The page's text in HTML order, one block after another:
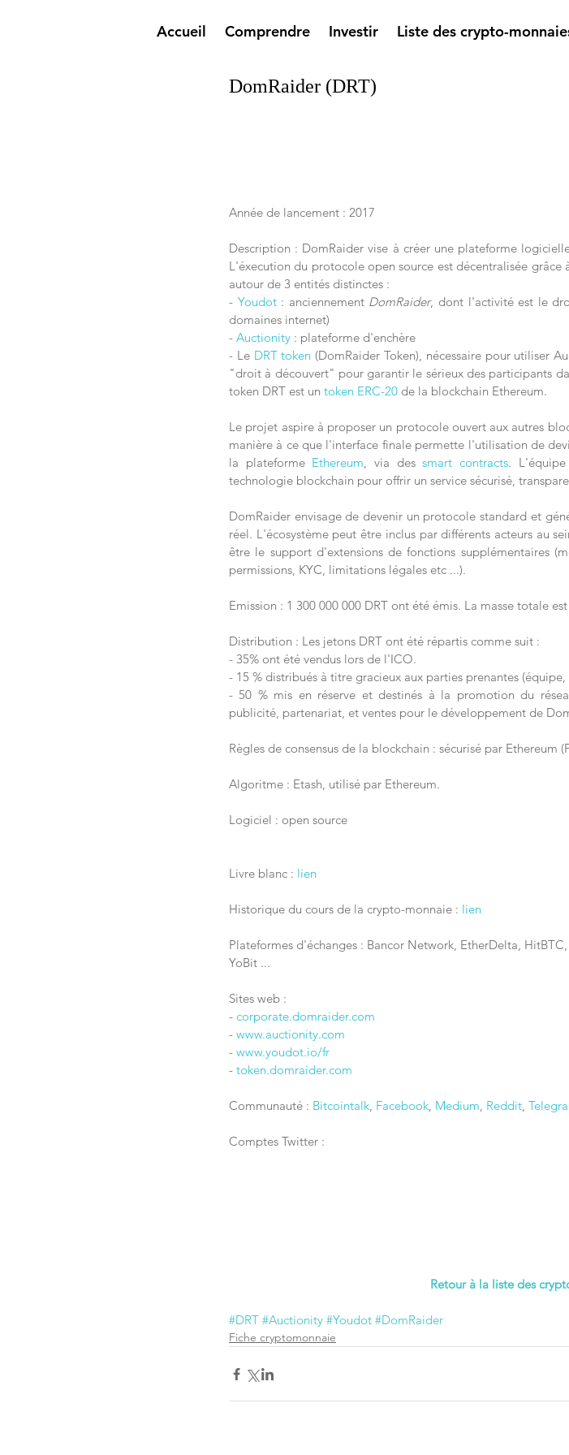
Accueil Comprendre Investir Liste des crypto-
DomRaider (DRT)
Année de lancement : 2017
Description : DomRaider vise à créer une plateforme
L'éxecution du protocole open source est décentralisée
autour de 3 entités distinctes :
- Youdot : anciennement DomRaider, dont l'activité est le
domaines internet)
- Auctionity : plateforme d'enchère
- Le DRT token (DomRaider Token), nécessaire pour utiliser
"droit à découvert" pour garantir le sérieux des participants
token DRT est un token ERC-20 de la blockchain Ethereum.
Le projet aspire à proposer un protocole ouvert aux autres
manière à ce que l'interface finale permette l'utilisation de
la plateforme Ethereum, via des smart contracts.
technologie blockchain pour offrir un service sécurisé,
DomRaider envisage de devenir un protocole standard et
réel. L'écosystème peut être inclus par différents acteurs au
être le support d'extensions de fonctions supplémentaires
permissions, KYC, limitations légales etc ...).
Emission : 1 300 000 000 DRT ont été émis. La masse totale
Distribution : Les jetons DRT ont été répartis comme suit :
- 35% ont été vendus lors de l'ICO.
- 15 % distribués à titre gracieux aux parties prenantes
- 50 % mis en réserve et destinés à la promotion du
publicité, partenariat, et ventes pour le développement de
Règles de consensus de la blockchain : sécurisé par Ethereum
Algoritme : Etash, utilisé par Ethereum.
Logiciel : open source
Livre blanc : lien
Historique du cours de la crypto-monnaie : lien
Plateformes d'échanges : Bancor Network, EtherDelta, HitBTC,
YoBit ...
Sites web :
- corporate.domraider.com
- www.auctionity.com
- www.youdot.io/fr
- token.domraider.com
Communauté : Bitcointalk, Facebook, Medium, Reddit,
Comptes Twitter :
Retour à la liste des
#DRT #Auctionity #Youdot #DomRaider
Fiche cryptomonnaie